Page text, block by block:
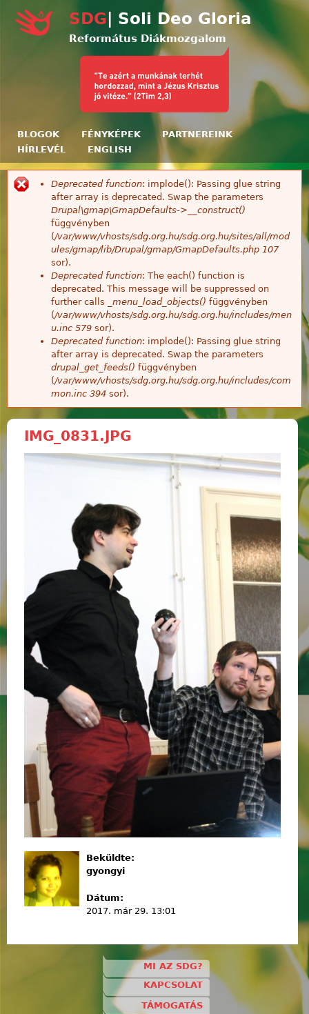
SDG | Soli Deo Gloria
Református Diákmozgalom
BLOGOK FÉNYKÉPEK
PARTNEREINK
HÍRLEVÉL
ENGLISH
Hibaüzenet
Deprecated function: implode(): Passing glue string
after array is deprecated. Swap the parameters
Drupal\gmap\GmapDefaults->__construct()
függvényben
(/var/www/vhosts/sdg.org.hu/sdg.org.hu/sites/all/mod
ules/gmap/lib/Drupal/gmap/GmapDefaults.php 107
sor).
Deprecated function: The each() function is
deprecated. This message will be suppressed on
further calls
_menu_load_objects() függvényben
(/var/www/vhosts/sdg.org.hu/sdg.org.hu/includes/men
u.inc 579 sor).
Deprecated function: implode(): Passing glue string
after array is deprecated. Swap the parameters
drupal_get_feeds() függvényben
(/var/www/vhosts/sdg.org.hu/sdg.org.hu/includes/com
mon.inc 394 sor).
IMG_0831.JPG
Beküldte:
gyongyi
Dátum:
2017. már 29. 13:01
MI AZ SDG?
KAPCSOLAT
TÁMOGATÁS